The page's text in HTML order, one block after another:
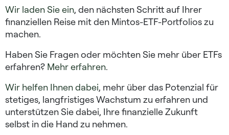
Wir laden Sie ein, den nächsten Schritt auf Ihrer
finanziellen Reise mit den Mintos-ETF-Portfolios zu
machen.
Haben Sie Fragen oder möchten Sie mehr über ETFs
erfahren? Mehr erfahren.
Wir helfen Ihnen dabei, mehr über das Potenzial für
stetiges, langfristiges Wachstum zu erfahren und
unterstützen Sie dabei, Ihre finanzielle Zukunft
selbst in die Hand zu nehmen.